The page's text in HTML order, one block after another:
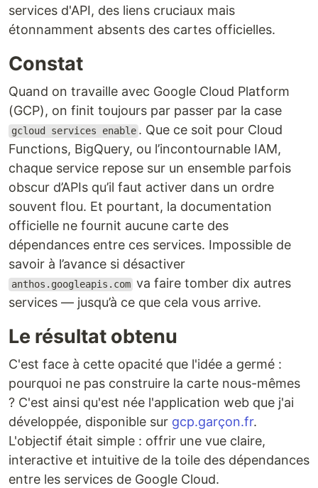
services d'API, des liens cruciaux mais
étonnamment absents des cartes officielles.
Constat
Quand on travaille avec Google Cloud Platform
(GCP), on finit toujours par passer par la case
gcloud services enable . Que ce soit pour Cloud
Functions, BigQuery, ou l’incontournable IAM,
chaque service repose sur un ensemble parfois
obscur d’APIs qu’il faut activer dans un ordre
souvent flou. Et pourtant, la documentation
officielle ne fournit aucune carte des
dépendances entre ces services. Impossible de
savoir à l’avance si désactiver
anthos.googleapis.com va faire tomber dix autres
services — jusqu’à ce que cela vous arrive.
Le résultat obtenu
C'est face à cette opacité que l'idée a germé :
pourquoi ne pas construire la carte nous-mêmes
? C'est ainsi qu'est née l'application web que j'ai
développée, disponible sur gcp.garçon.fr.
L'objectif était simple : offrir une vue claire,
interactive et intuitive de la toile des dépendances
entre les services de Google Cloud.